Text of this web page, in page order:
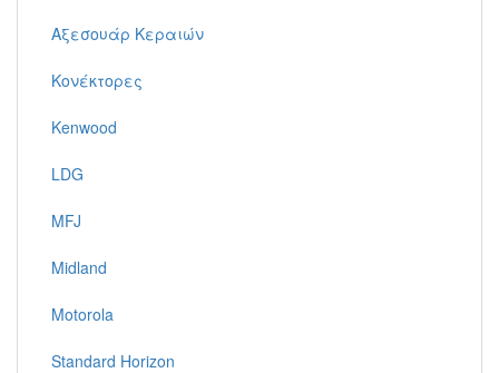
Αξεσουάρ Κεραιών
Κονέκτορες
Kenwood
LDG
MFJ
Midland
Motorola
Standard Horizon